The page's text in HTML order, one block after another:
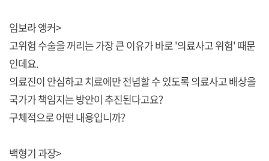
임보라 앵커>
고위험 수술을 꺼리는 가장 큰 이유가 바로 '의료사고 위험' 때문
인데요.
의료진이 안심하고 치료에만 전념할 수 있도록 의료사고 배상을
국가가 책임지는 방안이 추진된다고요?
구체적으로 어떤 내용입니까?
백형기 과장>